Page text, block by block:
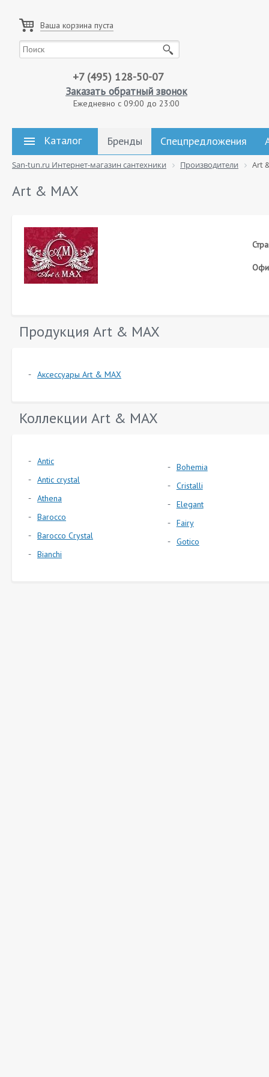
Ваша корзина пуста
+7 (495) 128-50-07
Заказать обратный звонок
Ежедневно с 09:00 до 23:00
Каталог Бренды Спецпредложения
San-tun.ru Интернет-магазин сантехники Производители Art
Art & MAX
Продукция Art & MAX
Аксессуары Art & MAX
Коллекции Art & MAX
Antic
Antic crystal
Athena
Barocco
Barocco Crystal
Bianchi
Bohemia
Cristalli
Elegant
Fairy
Gotico